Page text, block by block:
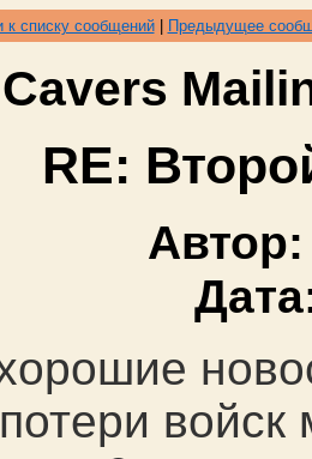
к списку сообщений| Предыдущее
Cavers
RE:
войск